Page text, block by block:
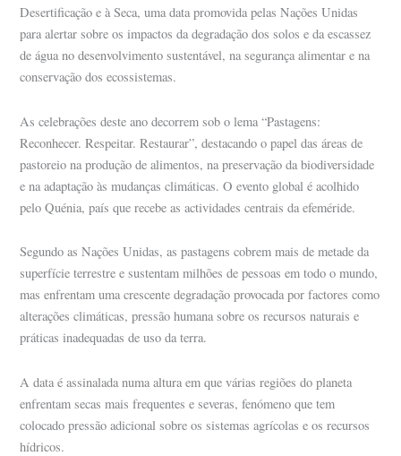
Desertificação e à Seca, uma data promovida pelas Nações Unidas
para alertar sobre os impactos da degradação dos solos e da escassez
de água no desenvolvimento sustentável, na segurança alimentar e na
conservação dos ecossistemas.
As celebrações deste ano decorrem sob o lema “Pastagens:
Reconhecer. Respeitar. Restaurar”, destacando o papel das áreas de
pastoreio na produção de alimentos, na preservação da biodiversidade
e na adaptação às mudanças climáticas. O evento global é acolhido
pelo Quénia, país que recebe as actividades centrais da efeméride.
Segundo as Nações Unidas, as pastagens cobrem mais de metade da
superfície terrestre e sustentam milhões de pessoas em todo o mundo,
mas enfrentam uma crescente degradação provocada por factores como
alterações climáticas, pressão humana sobre os recursos naturais e
práticas inadequadas de uso da terra.
A data é assinalada numa altura em que várias regiões do planeta
enfrentam secas mais frequentes e severas, fenómeno que tem
colocado pressão adicional sobre os sistemas agrícolas e os recursos
hídricos.